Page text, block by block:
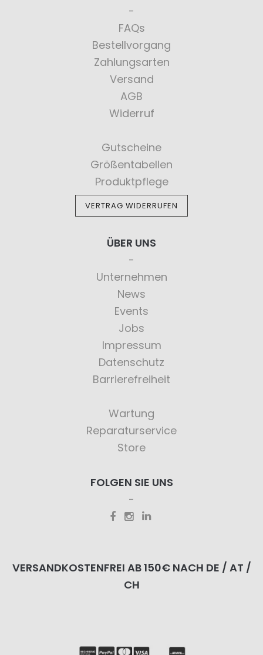
FAQs
Bestellvorgang
Zahlungsarten
Versand
AGB
Widerruf
Gutscheine
Größentabellen
Produktpflege
VERTRAG WIDERRUFEN
ÜBER UNS
Unternehmen
News
Events
Jobs
Impressum
Datenschutz
Barrierefreiheit
Wartung
Reparaturservice
Store
FOLGEN SIE UNS
VERSANDKOSTENFREI AB 150€ NACH DE / AT /
CH